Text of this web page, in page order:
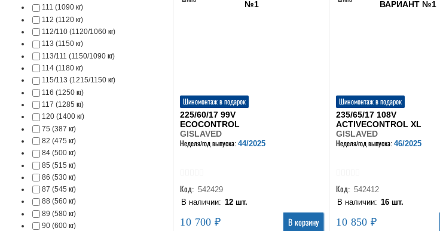
111 (1090 кг)
112 (1120 кг)
112/110 (1120/1060 кг)
113 (1150 кг)
113/111 (1150/1090 кг)
114 (1180 кг)
115/113 (1215/1150 кг)
116 (1250 кг)
117 (1285 кг)
120 (1400 кг)
75 (387 кг)
82 (475 кг)
84 (500 кг)
85 (515 кг)
86 (530 кг)
87 (545 кг)
88 (560 кг)
89 (580 кг)
90 (600 кг)
Шиномонтаж в подарок
225/60/17 99V
ECOCONTROL
GISLAVED
Неделя/год выпуска:44/2025
Код: 542429
В наличии: 12 шт.
10 700 ₽ В корзину
Шиномонтаж в подарок
235/65/17 108V
ACTIVECONTROL XL
GISLAVED
Неделя/год выпуска:46/2025
Код: 542412
В наличии: 16 шт.
10 850 ₽